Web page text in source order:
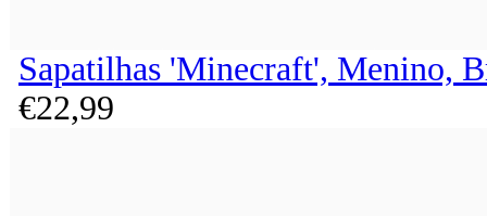
Sapatilhas 'Minecraft', Menino,
€22,99